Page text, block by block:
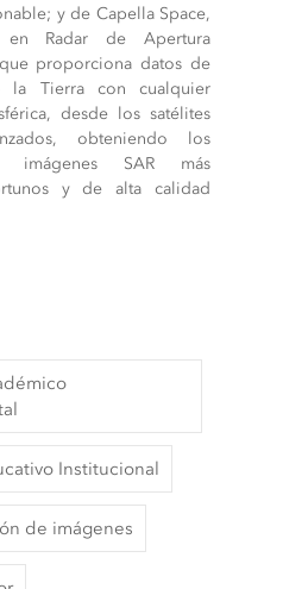
y de Capella Space,
en Radar de Apertura
que proporciona datos de
la Tierra con cualquier
desde los satélites
obteniendo los
imágenes SAR más
y de alta calidad
Institucional
de imágenes